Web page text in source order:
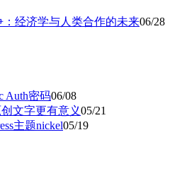
经济学与人类合作的未来06/28
Auth密码06/08
文字更有意义05/21
主题nickel05/19